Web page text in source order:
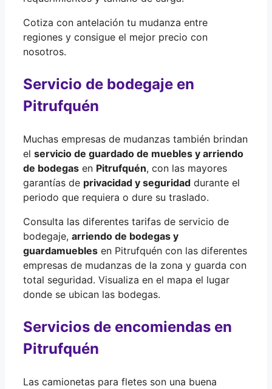
Cotiza con antelación tu mudanza entre
regiones y consigue el mejor precio con
nosotros.
Servicio de bodegaje en
Pitrufquén
Muchas empresas de mudanzas también brindan
el servicio de guardado de muebles y arriendo
de bodegas en Pitrufquén, con las mayores
garantías de privacidad y seguridad durante el
periodo que requiera o dure su traslado.
Consulta las diferentes tarifas de servicio de
bodegaje, arriendo de bodegas y
guardamuebles en Pitrufquén con las diferentes
empresas de mudanzas de la zona y guarda con
total seguridad. Visualiza en el mapa el lugar
donde se ubican las bodegas.
Servicios de encomiendas en
Pitrufquén
Las camionetas para fletes son una buena